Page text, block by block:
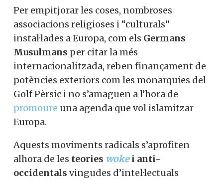
Per empitjorar les coses, nombroses
associacions religioses i “culturals”
instal·lades a Europa, com els Germans
Musulmans per citar la més
internacionalitzada, reben finançament de
potències exteriors com les monarquies del
Golf Pèrsic i no s’amaguen a l’hora de
promoure una agenda que vol islamitzar
Europa.
Aquests moviments radicals s’aprofiten
alhora de les teories wokei anti-
occidentals vingudes d’intel·lectuals